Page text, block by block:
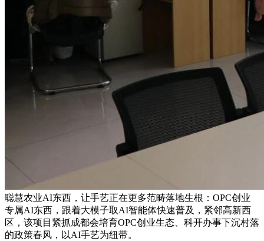
聪慧农业AI东西，让手艺正在更多范畴落地生根：OPC创业
专属AI东西，跟着大模子取AI智能体快速普及，紧邻高新西
区，该项目紧抓成都会培育OPC创业生态、科开办事下沉村落
的政策春风，以AI手艺为纽带。